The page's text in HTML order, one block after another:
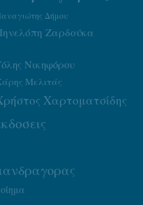
Δήμου
Ζαρδούκα
Νικηφόρου
Μελιτάς
Χαρτοματσίδης